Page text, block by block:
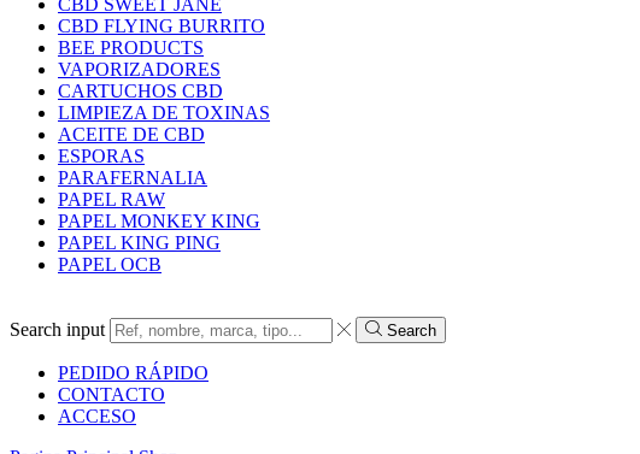
CBD SWEET JANE
CBD FLYING BURRITO
BEE PRODUCTS
VAPORIZADORES
CARTUCHOS CBD
LIMPIEZA DE TOXINAS
ACEITE DE CBD
ESPORAS
PARAFERNALIA
PAPEL RAW
PAPEL MONKEY KING
PAPEL KING PING
PAPEL OCB
Search input Search
PEDIDO RÁPIDO
CONTACTO
ACCESO